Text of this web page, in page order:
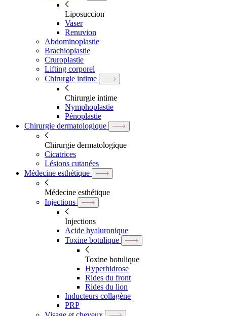
Liposuccion
Vaser
Renuvion
Abdominoplastie
Brachioplastie
Cruroplastie
Lifting corporel
Chirurgie intime
Chirurgie intime
Nymphoplastie
Pénoplastie
Chirurgie dermatologique
Chirurgie dermatologique
Cicatrices
Lésions cutanées
Médecine esthétique
Médecine esthétique
Injections
Injections
Acide hyaluronique
Toxine botulique
Toxine botulique
Hyperhidrose
Rides du front
Rides du lion
Inducteurs collagène
PRP